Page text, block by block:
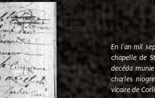
En l'an mil
chapelle de
decéda
charles
vicaire de